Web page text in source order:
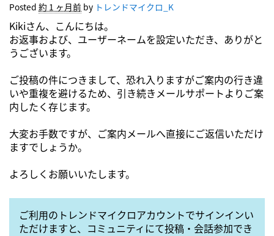
Posted 約 1 ヶ月前 by トレンドマイクロ_K
Kikiさん、こんにちは。
お返事および、ユーザーネームを設定いただき、ありがと
うございます。
ご投稿の件につきまして、恐れ入りますがご案内の行き違
いや重複を避けるため、引き続きメールサポートよりご案
内したく存じます。
大変お手数ですが、ご案内メールへ直接にご返信いただけ
ますでしょうか。
よろしくお願いいたします。
ご利用のトレンドマイクロアカウントでサインインい
ただけますと、コミュニティにて投稿・会話参加でき